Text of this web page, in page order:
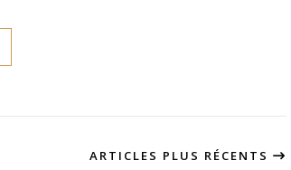
ARTICLES PLUS RÉCENTS